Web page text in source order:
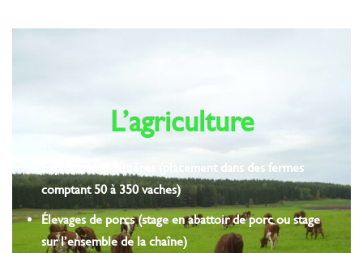
L’agriculture
Exploitations laitières (placement dans des fermes
comptant 50 à 350 vaches)
Élevages de porcs (stage en abattoir de porc ou stage
sur l’ensemble de la chaîne)